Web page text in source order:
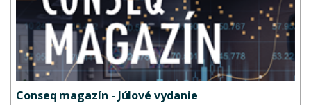
Conseq magazín - Júlové vydanie